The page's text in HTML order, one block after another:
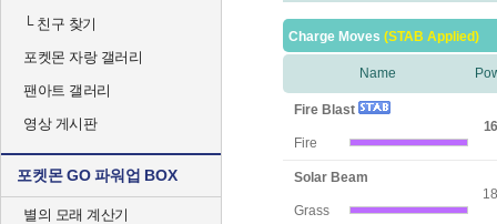
└친구 찾기
포켓몬 자랑 갤러리
팬아트 갤러리
영상 게시판
포켓몬 GO 파워업 BOX
별의 모래 계산기
Charge Moves (STAB Applied)
Name
Fire Blast
Fire
Solar Beam
Grass